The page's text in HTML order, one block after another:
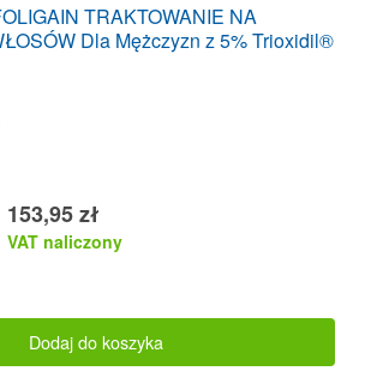
TRAKTOWANIE NA
Dla Mężczyzn z 5% Trioxidil®
153,95 zł
VAT naliczony
Dodaj do koszyka